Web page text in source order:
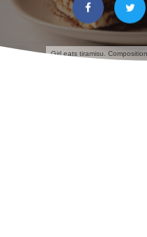
Girl eats tiramisu.